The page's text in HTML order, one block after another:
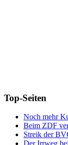
Top-Seiten
Noch mehr
Beim ZDF
Streik der